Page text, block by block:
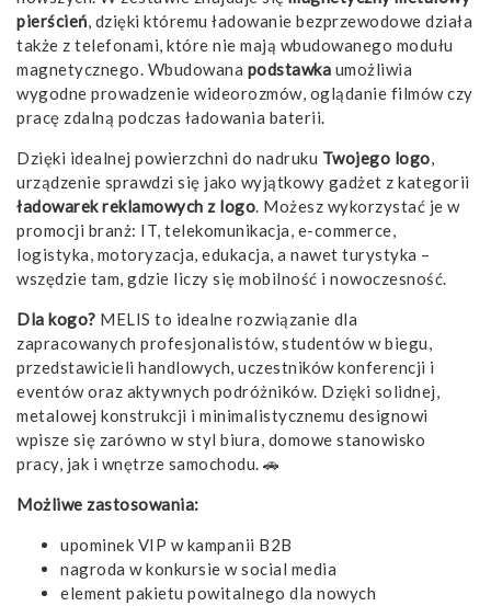
pierścień, dzięki któremu ładowanie bezprzewodowe działa
także z telefonami, które nie mają wbudowanego modułu
magnetycznego. Wbudowana podstawka umożliwia
wygodne prowadzenie wideorozmów, oglądanie filmów czy
pracę zdalną podczas ładowania baterii.
Dzięki idealnej powierzchni do nadruku Twojego logo,
urządzenie sprawdzi się jako wyjątkowy gadżet z kategorii
ładowarek reklamowych z logo. Możesz wykorzystać je w
promocji branż: IT, telekomunikacja, e-commerce,
logistyka, motoryzacja, edukacja, a nawet turystyka –
wszędzie tam, gdzie liczy się mobilność i nowoczesność.
Dla kogo? MELIS to idealne rozwiązanie dla
zapracowanych profesjonalistów, studentów w biegu,
przedstawicieli handlowych, uczestników konferencji i
eventów oraz aktywnych podróżników. Dzięki solidnej,
metalowej konstrukcji i minimalistycznemu designowi
wpisze się zarówno w styl biura, domowe stanowisko
pracy, jak i wnętrze samochodu. 🚗
Możliwe zastosowania:
upominek VIP w kampanii B2B
nagroda w konkursie w social media
element pakietu powitalnego dla nowych